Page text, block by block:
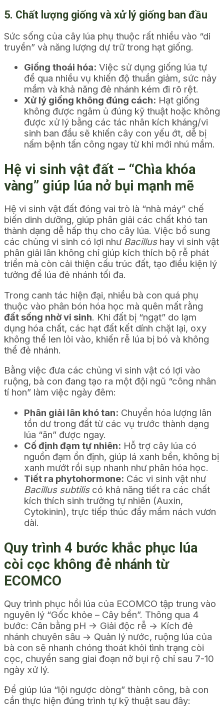
5. Chất lượng giống và xử lý giống ban đầu
Sức sống của cây lúa phụ thuộc rất nhiều vào “di
truyền” và năng lượng dự trữ trong hạt giống.
Giống thoái hóa: Việc sử dụng giống lúa tự
để qua nhiều vụ khiến độ thuần giảm, sức nảy
mầm và khả năng đẻ nhánh kém đi rõ rệt.
Xử lý giống không đúng cách: Hạt giống
không được ngâm ủ đúng kỹ thuật hoặc không
được xử lý bằng các tác nhân kích kháng/vi
sinh ban đầu sẽ khiến cây con yếu ớt, dễ bị
nấm bệnh tấn công ngay từ khi mới nhú mầm.
Hệ vi sinh vật đất – “Chìa khóa
vàng” giúp lúa nở bụi mạnh mẽ
Hệ vi sinh vật đất đóng vai trò là “nhà máy” chế
biến dinh dưỡng, giúp phân giải các chất khó tan
thành dạng dễ hấp thụ cho cây lúa. Việc bổ sung
các chủng vi sinh có lợi như Bacillushay vi sinh vật
phân giải lân không chỉ giúp kích thích bộ rễ phát
triển mà còn cải thiện cấu trúc đất, tạo điều kiện lý
tưởng để lúa đẻ nhánh tối đa.
Trong canh tác hiện đại, nhiều bà con quá phụ
thuộc vào phân bón hóa học mà quên mất rằng
đất sống nhờ vi sinh. Khi đất bị “ngạt” do lạm
dụng hóa chất, các hạt đất kết dính chặt lại, oxy
không thể len lỏi vào, khiến rễ lúa bị bó và không
thể đẻ nhánh.
Bằng việc đưa các chủng vi sinh vật có lợi vào
ruộng, bà con đang tạo ra một đội ngũ “công nhân
tí hon” làm việc ngày đêm:
Phân giải lân khó tan: Chuyển hóa lượng lân
tồn dư trong đất từ các vụ trước thành dạng
lúa “ăn” được ngay.
Cố định đạm tự nhiên: Hỗ trợ cây lúa có
nguồn đạm ổn định, giúp lá xanh bền, không bị
xanh mướt rồi sụp nhanh như phân hóa học.
Tiết ra phytohormone: Các vi sinh vật như
Bacillus subtiliscó khả năng tiết ra các chất
kích thích sinh trưởng tự nhiên (Auxin,
Cytokinin), trực tiếp thúc đẩy mầm nách vươn
dài.
Quy trình 4 bước khắc phục lúa
còi cọc không đẻ nhánh từ
ECOMCO
Quy trình phục hồi lúa của ECOMCO tập trung vào
nguyên lý “Gốc khỏe – Cây bền”. Thông qua 4
bước: Cân bằng pH -> Giải độc rễ -> Kích đẻ
nhánh chuyên sâu -> Quản lý nước, ruộng lúa của
bà con sẽ nhanh chóng thoát khỏi tình trạng còi
cọc, chuyển sang giai đoạn nở bụi rộ chỉ sau 7-10
ngày xử lý.
Để giúp lúa “lội ngược dòng” thành công, bà con
cần thực hiện đúng trình tự kỹ thuật sau đây: